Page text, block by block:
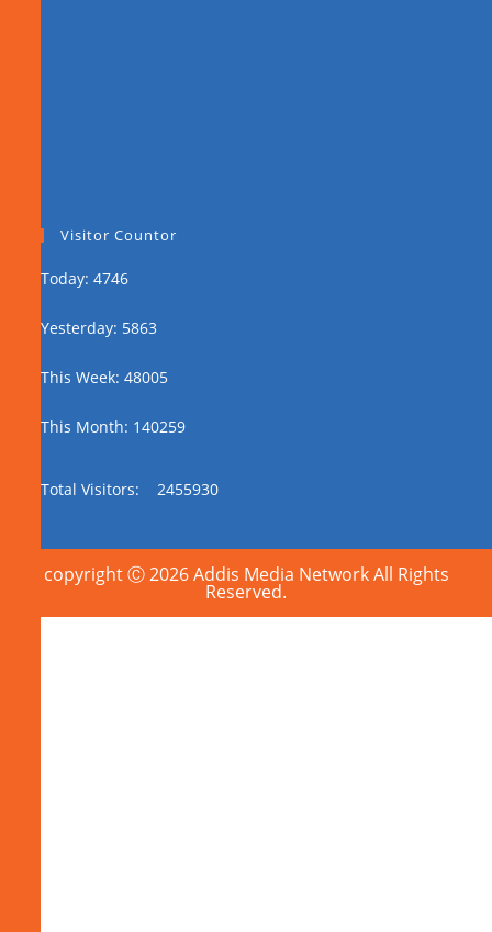
Visitor Countor
Today: 4746
Yesterday: 5863
This Week: 48005
This Month: 140259
Total Visitors: 2455930
copyright Ⓒ 2026 Addis Media Network All Rights
Reserved.